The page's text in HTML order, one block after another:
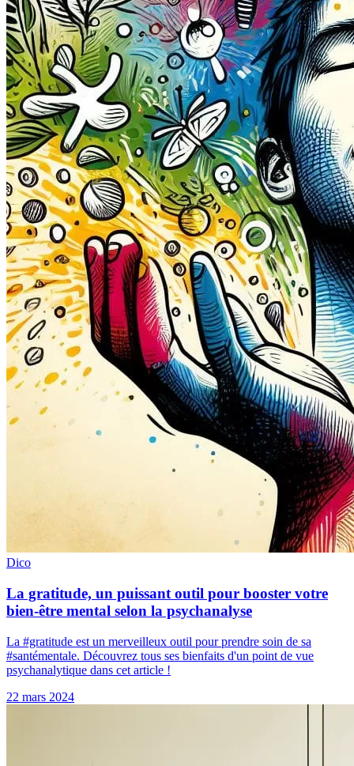
Dico
La gratitude, un puissant outil pour booster votre
bien-être mental selon la psychanalyse
La #gratitude est un merveilleux outil pour prendre soin de sa
#santémentale. Découvrez tous ses bienfaits d'un point de vue
psychanalytique dans cet article !
22 mars 2024